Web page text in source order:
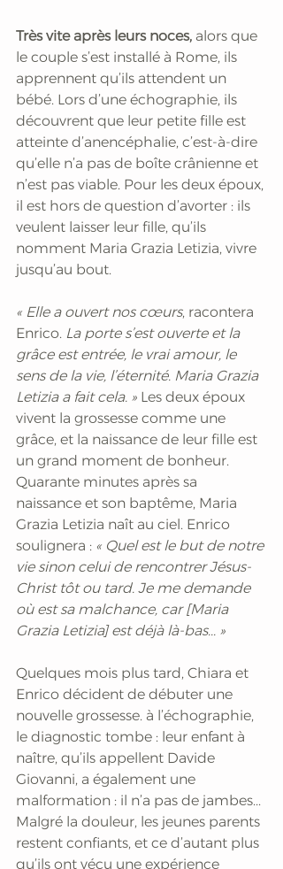
Très vite après leurs noces, alors que
le couple s’est installé à Rome, ils
apprennent qu’ils attendent un
bébé. Lors d’une échographie, ils
découvrent que leur petite fille est
atteinte d’anencéphalie, c’est-à-dire
qu’elle n’a pas de boîte crânienne et
n’est pas viable. Pour les deux époux,
il est hors de question d’avorter : ils
veulent laisser leur fille, qu’ils
nomment Maria Grazia Letizia, vivre
jusqu’au bout.
« Elle a ouvert nos cœurs, racontera
Enrico. La porte s’est ouverte et la
grâce est entrée, le vrai amour, le
sens de la vie, l’éternité. Maria Grazia
Letizia a fait cela. » Les deux époux
vivent la grossesse comme une
grâce, et la naissance de leur fille est
un grand moment de bonheur.
Quarante minutes après sa
naissance et son baptême, Maria
Grazia Letizia naît au ciel. Enrico
soulignera : « Quel est le but de notre
vie sinon celui de rencontrer Jésus-
Christ tôt ou tard. Je me demande
où est sa malchance, car [Maria
Grazia Letizia] est déjà là-bas... »
Quelques mois plus tard, Chiara et
Enrico décident de débuter une
nouvelle grossesse. à l’échographie,
le diagnostic tombe : leur enfant à
naître, qu’ils appellent Davide
Giovanni, a également une
malformation : il n’a pas de jambes...
Malgré la douleur, les jeunes parents
restent confiants, et ce d’autant plus
qu’ils ont vécu une expérience